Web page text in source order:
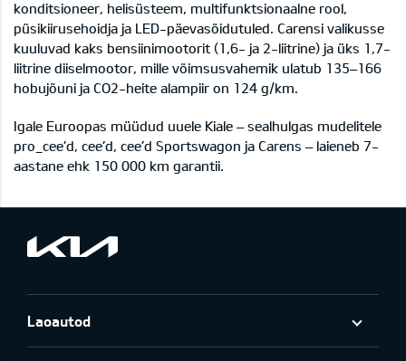
konditsioneer, helisüsteem, multifunktsionaalne rool,
püsikiirusehoidja ja LED-päevasõidutuled. Carensi valikusse
kuuluvad kaks bensiinimootorit (1,6- ja 2-liitrine) ja üks 1,7-
liitrine diiselmootor, mille võimsusvahemik ulatub 135–166
hobujõuni ja CO2-heite alampiir on 124 g/km.
Igale Euroopas müüdud uuele Kiale – sealhulgas mudelitele
pro_cee’d, cee’d, cee’d Sportswagon ja Carens – laieneb 7-
aastane ehk 150 000 km garantii.
Laoautod